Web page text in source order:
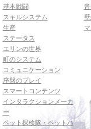
基本戦闘
スキルシステム
生産
ステータス
エリンの世界
町のシステム
コミュニケーション
序盤のプレイ
スマートコンテンツ
インタラクションメーカ
ー
ペット探検隊・ペットハ